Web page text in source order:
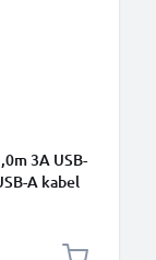
3A USB-
A kabel